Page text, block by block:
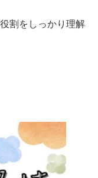
割をしっかり理解